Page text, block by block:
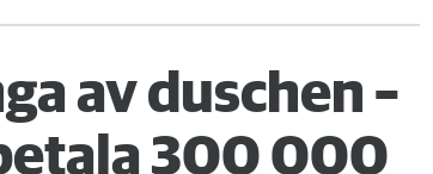
av duschen –
300 000